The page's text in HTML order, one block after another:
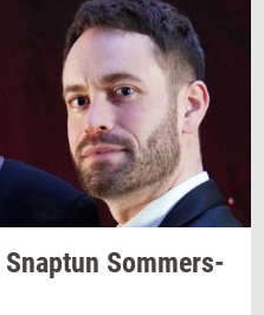
Snap­tun Som­mer­s­